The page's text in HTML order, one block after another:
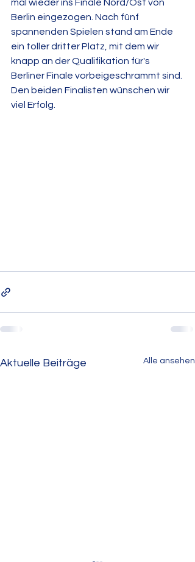
mal wieder ins Finale Nord/Ost von
Berlin eingezogen. Nach fünf
spannenden Spielen stand am Ende
ein toller dritter Platz, mit dem wir
knapp an der Qualifikation für's
Berliner Finale vorbeigeschrammt sind.
Den beiden Finalisten wünschen wir
viel Erfolg.
Aktuelle Beiträge Alle ansehen